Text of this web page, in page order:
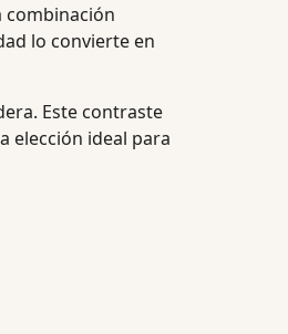
combinación
lo convierte en
Este contraste
elección ideal para